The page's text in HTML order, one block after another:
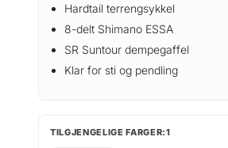
Hardtail terrengsykkel
8-delt Shimano ESSA
SR Suntour dempegaffel
Klar for sti og pendling
TILGJENGELIGE FARGER:1